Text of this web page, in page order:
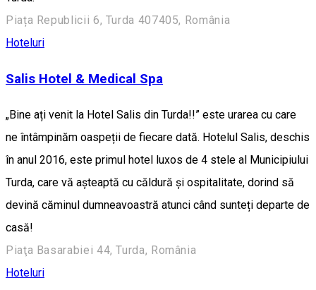
Piața Republicii 6, Turda 407405, România
Hoteluri
Salis Hotel & Medical Spa
„Bine ați venit la Hotel Salis din Turda!!” este urarea cu care
ne întâmpinăm oaspeții de fiecare dată. Hotelul Salis, deschis
în anul 2016, este primul hotel luxos de 4 stele al Municipiului
Turda, care vă așteaptă cu căldură și ospitalitate, dorind să
devină căminul dumneavoastră atunci când sunteți departe de
casă!
Piaţa Basarabiei 44, Turda, România
Hoteluri